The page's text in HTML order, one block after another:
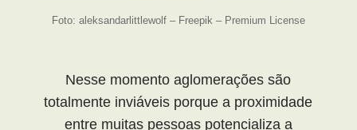
Foto: aleksandarlittlewolf – Freepik – Premium License
Nesse momento aglomerações são
totalmente inviáveis porque a proximidade
entre muitas pessoas potencializa a